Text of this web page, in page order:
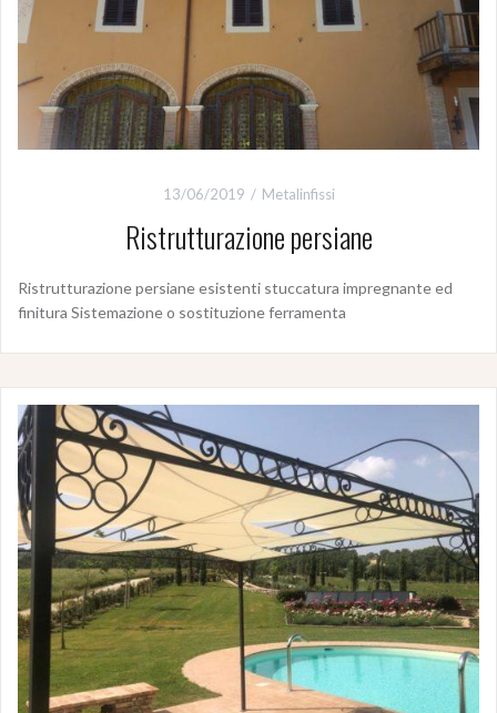
13/06/2019 Metalinfissi
Ristrutturazione persiane
Ristrutturazione persiane esistenti stuccatura impregnante ed
finitura Sistemazione o sostituzione ferramenta